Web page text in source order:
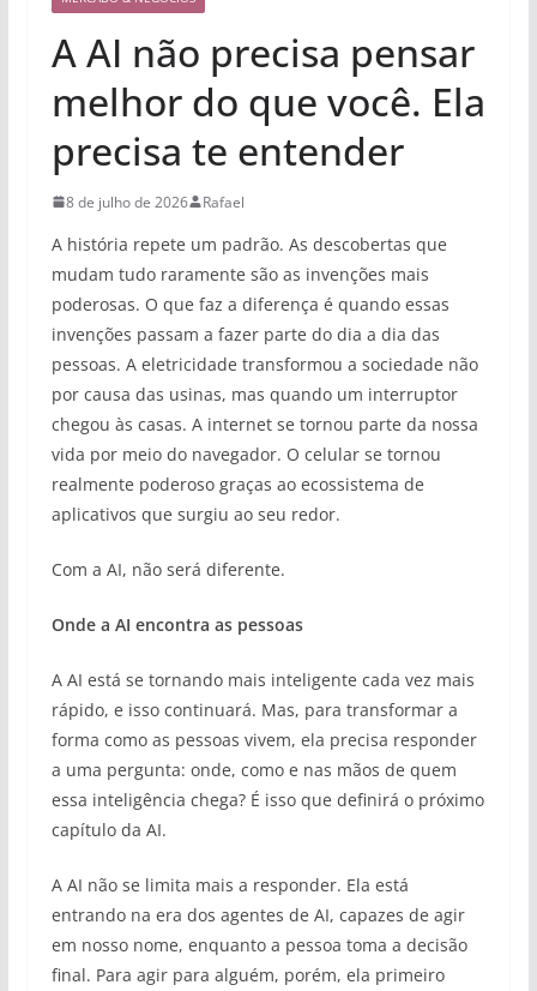
A AI não precisa pensar
melhor do que você. Ela
precisa te entender
8 de julho de 2026 Rafael
A história repete um padrão. As descobertas que
mudam tudo raramente são as invenções mais
poderosas. O que faz a diferença é quando essas
invenções passam a fazer parte do dia a dia das
pessoas. A eletricidade transformou a sociedade não
por causa das usinas, mas quando um interruptor
chegou às casas. A internet se tornou parte da nossa
vida por meio do navegador. O celular se tornou
realmente poderoso graças ao ecossistema de
aplicativos que surgiu ao seu redor.
Com a AI, não será diferente.
Onde a AI encontra as pessoas
A AI está se tornando mais inteligente cada vez mais
rápido, e isso continuará. Mas, para transformar a
forma como as pessoas vivem, ela precisa responder
a uma pergunta: onde, como e nas mãos de quem
essa inteligência chega? É isso que definirá o próximo
capítulo da AI.
A AI não se limita mais a responder. Ela está
entrando na era dos agentes de AI, capazes de agir
em nosso nome, enquanto a pessoa toma a decisão
final. Para agir para alguém, porém, ela primeiro